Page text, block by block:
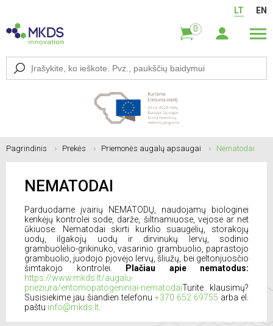
LT
EN
0
Pagrindinis Prekės Priemonės augalų apsaugai Nematodai
NEMATODAI
Parduodame įvairių NEMATODŲ, naudojamų biologinei
kenkėjų kontrolei sode, darže, šiltnamiuose, vejose ar net
ūkiuose. Nematodai skirti kurklio suaugėlių, storakojų
uodų, ilgakojų uodų ir dirvinukų lervų, sodinio
grambuolėlio-grikinuko, vasarinio grambuolio, paprastojo
grambuolio, juodojo pjovėjo lervų, šliužų, bei geltonjuosčio
šimtakojo kontrolei.
Plačiau apie nematodus:
https://www.mkds.lt/augalu-
prieziura/entomopatogeniniai-nematodaiTurite klausimų?
Susisiekime jau šiandien telefonu +370 652 69755 arba el.
paštu info@mkds.lt